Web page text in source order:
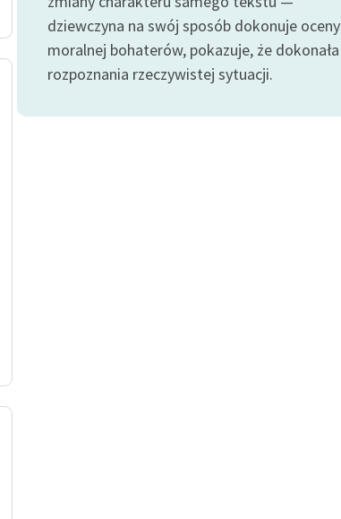
dziewczyna na swój sposób dokonuje oceny
moralnej bohaterów, pokazuje, że dokonała
rozpoznania rzeczywistej sytuacji.